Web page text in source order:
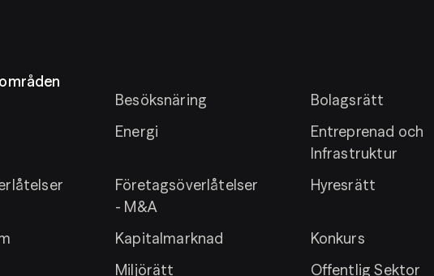
Besöksnäring
Bolagsrätt
Energi
Entreprenad och
Infrastruktur
Företagsöverlåtelser
- M&A
Hyresrätt
Kapitalmarknad
Konkurs
Miljörätt Offentlig Sektor